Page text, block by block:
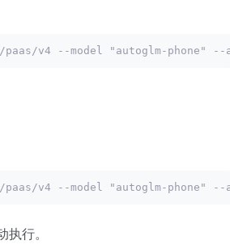
v4 --model "autoglm-phone" --apikey
v4 --model "autoglm-phone" --
行。